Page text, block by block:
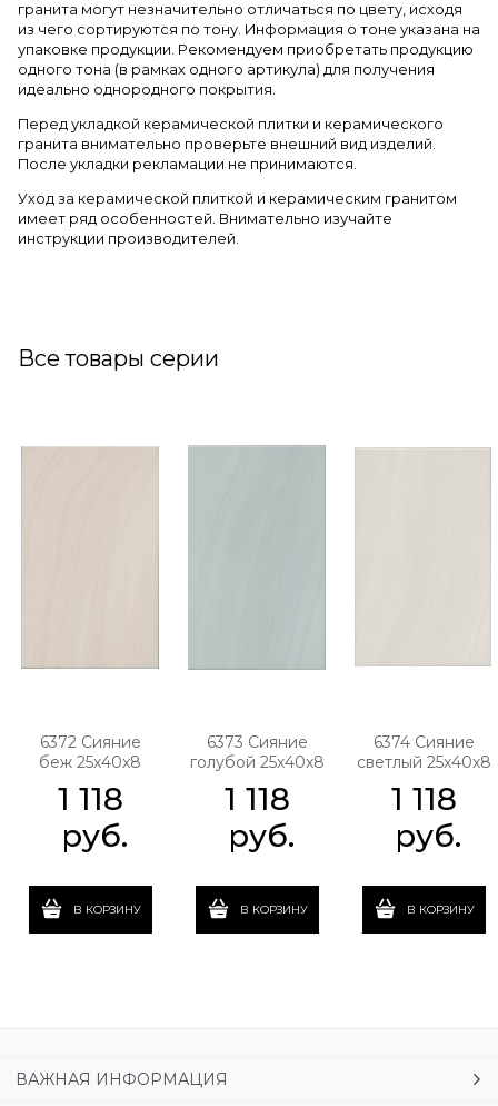
гранита могут незначительно отличаться по цвету, исходя
из чего сортируются по тону. Информация о тоне указана на
упаковке продукции. Рекомендуем приобретать продукцию
одного тона (в рамках одного артикула) для получения
идеально однородного покрытия.
Перед укладкой керамической плитки и керамического
гранита внимательно проверьте внешний вид изделий.
После укладки рекламации не принимаются.
Уход за керамической плиткой и керамическим гранитом
имеет ряд особенностей. Внимательно изучайте
инструкции производителей.
Все товары серии
6372 Сияние
беж 25x40x8
1 118
руб.
В КОРЗИНУ
6373 Сияние
голубой 25x40x8
1 118
руб.
В КОРЗИНУ
6374 Сияние
светлый 25x40x8
1 118
руб.
В КОРЗИНУ
ВАЖНАЯ ИНФОРМАЦИЯ